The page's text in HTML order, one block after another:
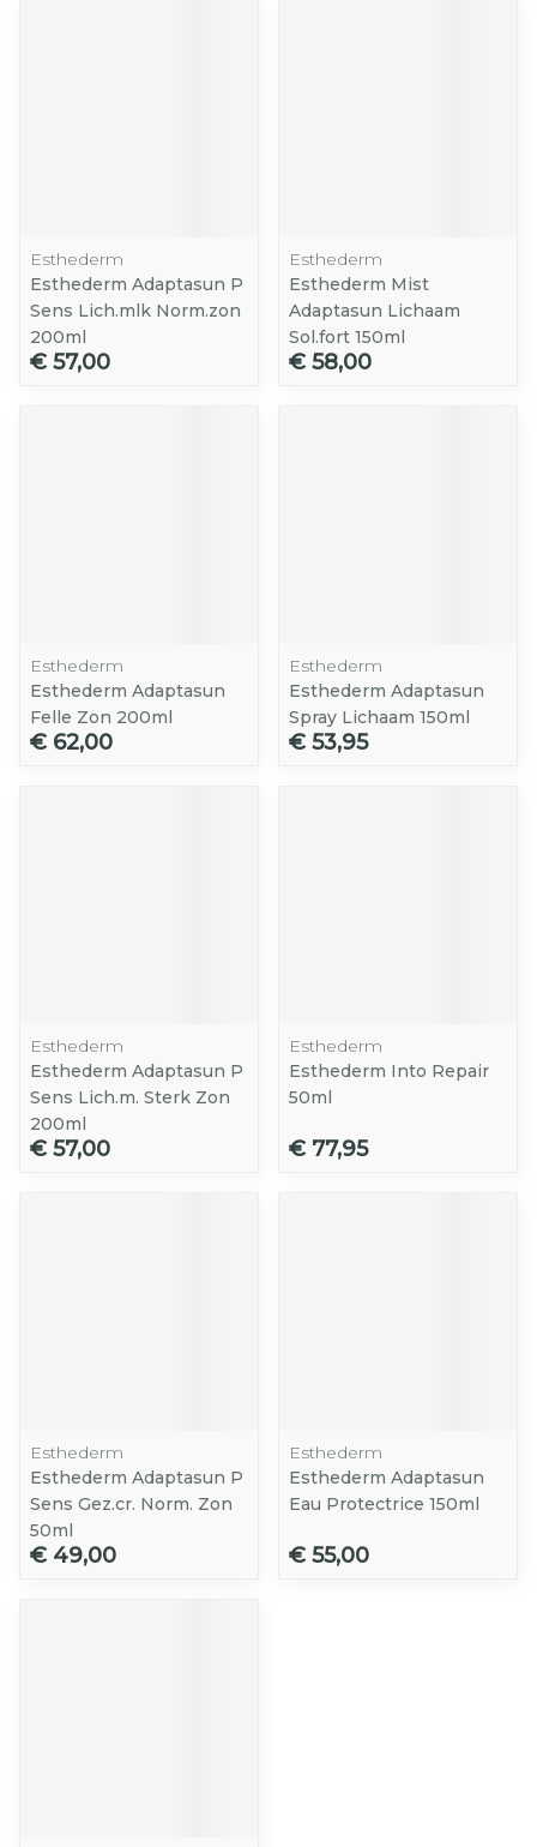
Esthederm
Esthederm Adaptasun P
Sens Lich.mlk Norm.zon
200ml
€ 57,00
Esthederm
Esthederm Mist
Adaptasun Lichaam
Sol.fort 150ml
€ 58,00
Esthederm
Esthederm Adaptasun
Felle Zon 200ml
€ 62,00
Esthederm
Esthederm Adaptasun
Spray Lichaam 150ml
€ 53,95
Esthederm
Esthederm Adaptasun P
Sens Lich.m. Sterk Zon
200ml
€ 57,00
Esthederm
Esthederm Into Repair
50ml
€ 77,95
Esthederm
Esthederm Adaptasun P
Sens Gez.cr. Norm. Zon
50ml
€ 49,00
Esthederm
Esthederm Adaptasun
Eau Protectrice 150ml
€ 55,00